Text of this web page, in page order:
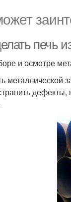
печь
и осмотре
металлической